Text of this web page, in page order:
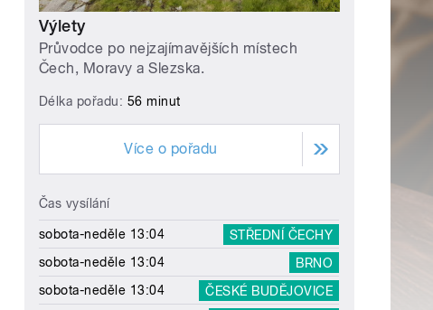
Výlety
Průvodce po nejzajímavějších místech
Čech, Moravy a Slezska.
Délka pořadu: 56 minut
Více o pořadu
Čas vysílání
sobota-neděle 13:04
STŘEDNÍ ČECHY
sobota-neděle 13:04
BRNO
sobota-neděle 13:04
ČESKÉ BUDĚJOVICE